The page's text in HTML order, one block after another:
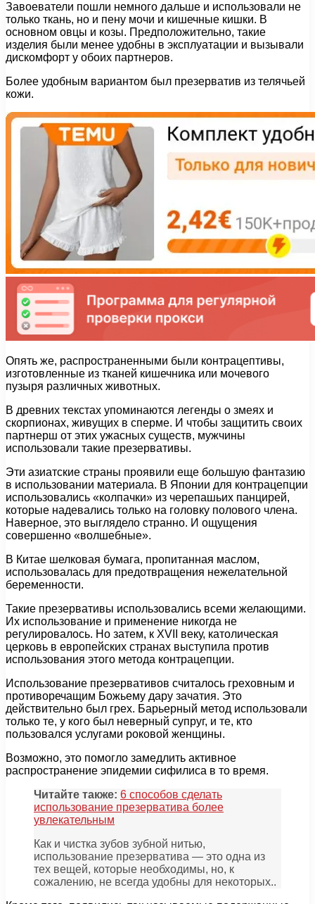
Завоеватели пошли немного дальше и использовали не
только ткань, но и пену мочи и кишечные кишки. В
основном овцы и козы. Предположительно, такие
изделия были менее удобны в эксплуатации и вызывали
дискомфорт у обоих партнеров.
Более удобным вариантом был презерватив из телячьей
кожи.
Опять же, распространенными были контрацептивы,
изготовленные из тканей кишечника или мочевого
пузыря различных животных.
В древних текстах упоминаются легенды о змеях и
скорпионах, живущих в сперме. И чтобы защитить своих
партнерш от этих ужасных существ, мужчины
использовали такие презервативы.
Эти азиатские страны проявили еще большую фантазию
в использовании материала. В Японии для контрацепции
использовались «колпачки» из черепашьих панцирей,
которые надевались только на головку полового члена.
Наверное, это выглядело странно. И ощущения
совершенно «волшебные».
В Китае шелковая бумага, пропитанная маслом,
использовалась для предотвращения нежелательной
беременности.
Такие презервативы использовались всеми желающими.
Их использование и применение никогда не
регулировалось. Но затем, к XVII веку, католическая
церковь в европейских странах выступила против
использования этого метода контрацепции.
Использование презервативов считалось греховным и
противоречащим Божьему дару зачатия. Это
действительно был грех. Барьерный метод использовали
только те, у кого был неверный супруг, и те, кто
пользовался услугами роковой женщины.
Возможно, это помогло замедлить активное
распространение эпидемии сифилиса в то время.
Читайте также: 6 способов сделать
использование презерватива более
увлекательным
Как и чистка зубов зубной нитью,
использование презерватива — это одна из
тех вещей, которые необходимы, но, к
сожалению, не всегда удобны для некоторых..